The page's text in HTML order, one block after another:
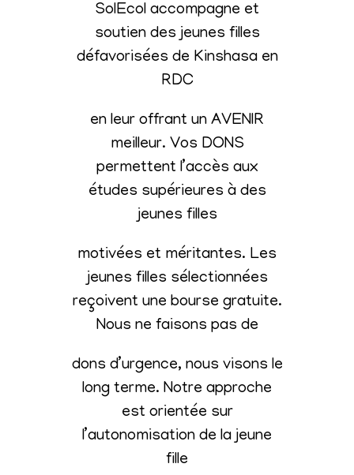
SolEcol accompagne et
soutien des jeunes filles
défavorisées de Kinshasa en
RDC
en leur offrant un AVENIR
meilleur. Vos DONS
permettent l’accès aux
études supérieures à des
jeunes filles
motivées et méritantes. Les
jeunes filles sélectionnées
reçoivent une bourse gratuite.
Nous ne faisons pas de
dons d’urgence, nous visons le
long terme. Notre approche
est orientée sur
l’autonomisation de la jeune
fille